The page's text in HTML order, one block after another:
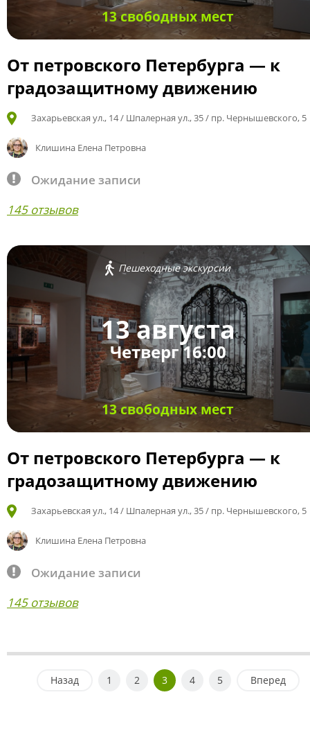
13 свободных мест
От петровского Петербурга — к
градозащитному движению
Захарьевская ул., 14 / Шпалерная ул., 35 / пр. Чернышевского, 5
Клишина Елена Петровна
Ожидание записи
145 отзывов
Пешеходные экскурсии
13 августа
Четверг 16:00
13 свободных мест
От петровского Петербурга — к
градозащитному движению
Захарьевская ул., 14 / Шпалерная ул., 35 / пр. Чернышевского, 5
Клишина Елена Петровна
Ожидание записи
145 отзывов
Назад 1 2 3 4 5 Вперед